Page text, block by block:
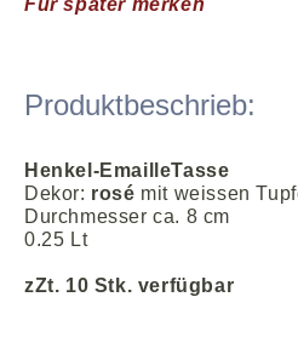
Für später merken
Produktbeschrieb:
Henkel-EmailleTasse
Dekor: rosé mit weissen
Durchmesser ca. 8 cm
0.25 Lt
zZt. 10 Stk. verfügbar